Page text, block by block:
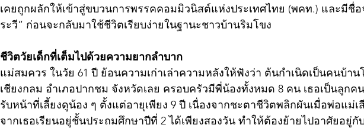
เคยถูกผลักให้เข้าสู่ขบวนการพรรคคอมมิวนิสต์แห่งประเทศไทย (พคท.) และมีชื่อ
ระวี” ก่อนจะกลับมาใช้ชีวิตเรียบง่ายในฐานะชาวบ้านริมโขง
ชีวิตวัยเด็กที่เต็มไปด้วยความยากลำบาก
แม่สมควร ในวัย 61 ปี ย้อนความเก่าเล่าความหลังให้ฟังว่า ต้นกำเนิดเป็นคนบ้า
เชียงกลม อำเภอปากชม จังหวัดเลย ครอบครัวมีพี่น้องทั้งหมด 8 คน เธอเป็นลูกค
รับหน้าที่เลี้ยงดูน้อง ๆ ตั้งแต่อายุเพียง 9 ปี เนื่องจากชะตาชีวิตพลิกผันเมื่อพ่อแม่เ
จากเธอเรียนอยู่ชั้นประถมศึกษาปีที่ 2 ได้เพียงสองวัน ทำให้ต้องย้ายไปอาศัยอยู่